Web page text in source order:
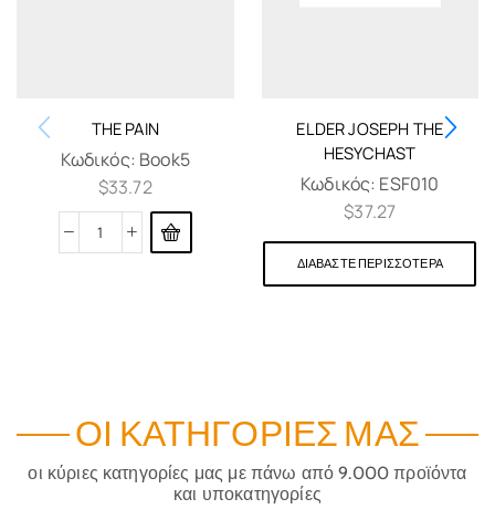
THE PAIN
Κωδικός: Book5
$33.72
ELDER JOSEPH THE
HESYCHAST
Κωδικός: ESF010
$37.27
ΔΙΑΒΆΣΤΕ ΠΕΡΙΣΣΌΤΕΡΑ
ΟΙ ΚΑΤΗΓΟΡΊΕΣ ΜΑΣ
οι κύριες κατηγορίες μας με πάνω από 9.000 προϊόντα
και υποκατηγορίες